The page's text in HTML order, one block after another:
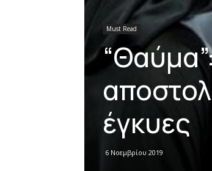
Must Read
έγκυες
6 Νοεμβρίου 2019